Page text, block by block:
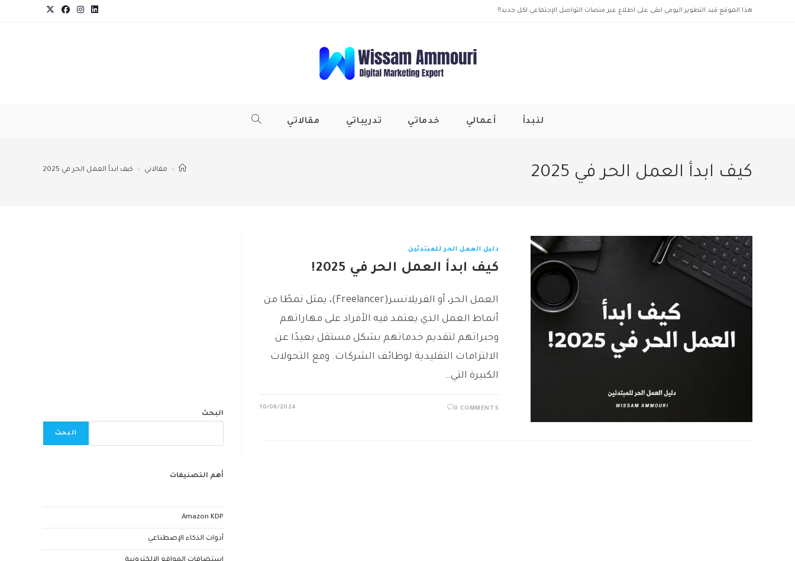
هذا الموقع قيد التطوير اليومي ابقى على اطلاع عبر منصات التواصل الإجتماعي لكل جديد!!
لنبدأ أعمالي خدماتي تدريباتي مقالاتي TOGGLE
كيف ابدأ العمل الحر في 2025 > مقالاتي > كيف ابدأ العمل الحر في 2025
دليل العمل الحر للمبتدئين
كيف ابدأ العمل الحر في 2025!
العمل الحر، أو الفريلانسر(Freelancer)، يمثل نمطًا من
أنماط العمل الذي يعتمد فيه الأفراد على مهاراتهم
وخبراتهم لتقديم خدماتهم بشكل مستقل بعيدًا عن
الالتزامات التقليدية لوظائف الشركات. ومع التحولات
الكبيرة التي…
0 COMMENTS
10/08/2024
البحث
البحث
أهم التصنيفات
Amazon KDP
أدوات الذكاء الإصطناعي